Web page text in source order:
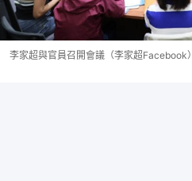
李家超與官員召開會議（李家超Facebook）